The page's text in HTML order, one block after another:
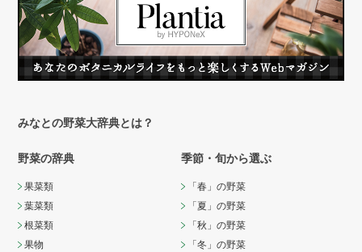
みなとの野菜大辞典とは？
野菜の辞典
果菜類
葉菜類
根菜類
果物
季節・旬から選ぶ
「春」の野菜
「夏」の野菜
「秋」の野菜
「冬」の野菜